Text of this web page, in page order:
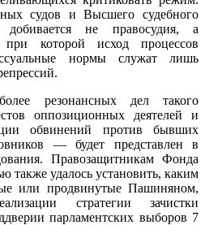
судов и Высшего судебного
добивается не правосудия, а
при которой исход процессов
нормы служат лишь
резонансных дел такого
оппозиционных деятелей и
обвинений против бывших
— будет представлен в
Правозащитникам Фонда
также удалось установить, каким
или продвинутые Пашиняном,
стратегии зачистки
парламентских выборов 7